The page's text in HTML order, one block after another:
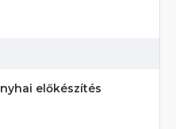
előkészítés